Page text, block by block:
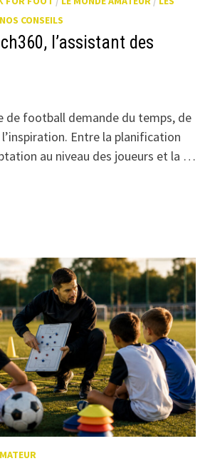
NOS CONSEILS
l’assistant des
de football demande du temps, de
Entre la planification
au niveau des joueurs et la …